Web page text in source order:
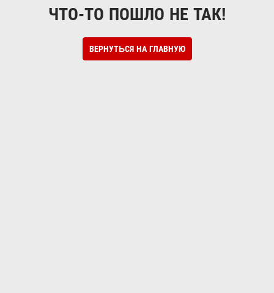
ЧТО-ТО ПОШЛО НЕ ТАК!
ВЕРНУТЬСЯ НА ГЛАВНУЮ